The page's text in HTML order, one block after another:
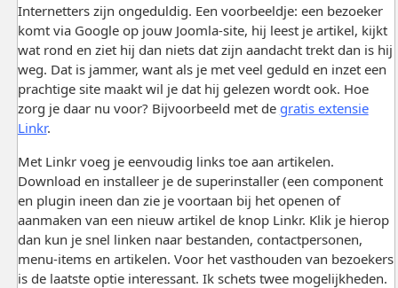
Internetters zijn ongeduldig. Een voorbeeldje: een bezoeker
komt via Google op jouw Joomla-site, hij leest je artikel, kijkt
wat rond en ziet hij dan niets dat zijn aandacht trekt dan is hij
weg. Dat is jammer, want als je met veel geduld en inzet een
prachtige site maakt wil je dat hij gelezen wordt ook. Hoe
zorg je daar nu voor? Bijvoorbeeld met de gratis extensie
Linkr.
Met Linkr voeg je eenvoudig links toe aan artikelen.
Download en installeer je de superinstaller (een component
en plugin ineen dan zie je voortaan bij het openen of
aanmaken van een nieuw artikel de knop Linkr. Klik je hierop
dan kun je snel linken naar bestanden, contactpersonen,
menu-items en artikelen. Voor het vasthouden van bezoekers
is de laatste optie interessant. Ik schets twee mogelijkheden.